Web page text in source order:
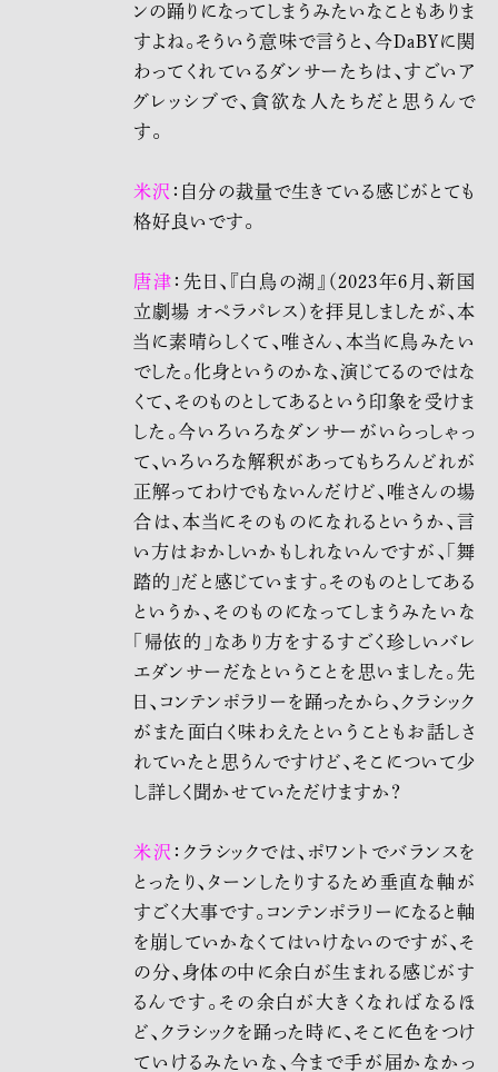
ンの踊りになってしまうみたいなこともありま
すよね。そういう意味で言うと、今DaBYに関
わってくれているダンサーたちは、すごいア
グレッシブで、貪欲な人たちだと思うんで
す。
米沢 ：自分の裁量で生きている感じがとても
格好良いです。
唐津 ：先日、『白鳥の湖』（2023年6月、新国
立劇場 オペラパレス）を拝見しましたが、本
当に素晴らしくて、唯さん、本当に鳥みたい
でした。化身というのかな、演じてるのではな
くて、そのものとしてあるという印象を受けま
した。今いろいろなダンサーがいらっしゃっ
て、いろいろな解釈があってもちろんどれが
正解ってわけでもないんだけど、唯さんの場
合は、本当にそのものになれるというか、言
い方はおかしいかもしれないんですが、「舞
踏的」だと感じています。そのものとしてある
というか、そのものになってしまうみたいな
「帰依的」なあり方をするすごく珍しいバレ
エダンサーだなということを思いました。先
日、コンテンポラリーを踊ったから、クラシック
がまた面白く味わえたということもお話しさ
れていたと思うんですけど、そこについて少
し詳しく聞かせていただけますか？
米沢 ：クラシックでは、ポワントでバランスを
とったり、ターンしたりするため垂直な軸が
すごく大事です。コンテンポラリーになると軸
を崩していかなくてはいけないのですが、そ
の分、身体の中に余白が生まれる感じがす
るんです。その余白が大きくなればなるほ
ど、クラシックを踊った時に、そこに色をつけ
ていけるみたいな、今まで手が届かなかっ